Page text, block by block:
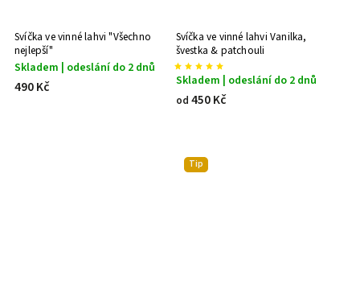
Svíčka ve vinné lahvi "Všechno
nejlepší"
Skladem | odeslání do 2 dnů
490 Kč
Svíčka ve vinné lahvi Vanilka,
švestka & patchouli
Skladem | odeslání do 2 dnů
od 450 Kč
Tip